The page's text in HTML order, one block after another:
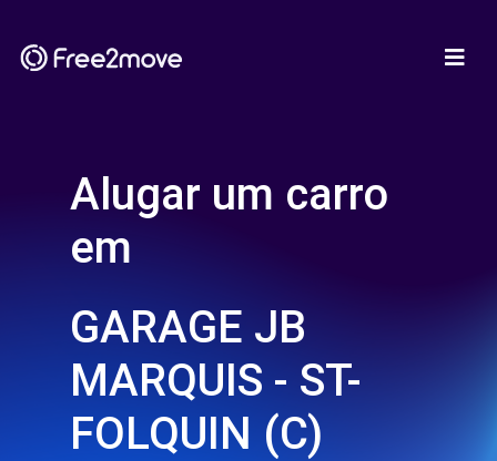
Alugar um carro
em
GARAGE JB
MARQUIS - ST-
FOLQUIN (C)